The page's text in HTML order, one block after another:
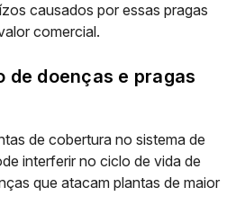
causados por essas pragas
comercial.
de doenças e pragas
de cobertura no sistema de
interferir no ciclo de vida de
que atacam plantas de maior